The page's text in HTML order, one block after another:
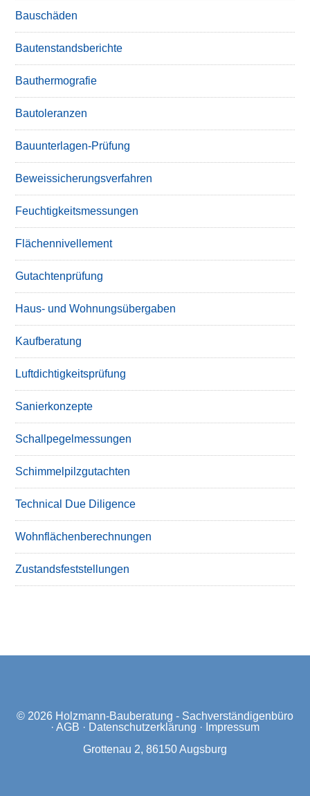
Bauschäden
Bautenstandsberichte
Bauthermografie
Bautoleranzen
Bauunterlagen-Prüfung
Beweissicherungsverfahren
Feuchtigkeitsmessungen
Flächennivellement
Gutachtenprüfung
Haus- und Wohnungsübergaben
Kaufberatung
Luftdichtigkeitsprüfung
Sanierkonzepte
Schallpegelmessungen
Schimmelpilzgutachten
Technical Due Diligence
Wohnflächenberechnungen
Zustandsfeststellungen
© 2026 Holzmann-Bauberatung - Sachverständigenbüro
· AGB · Datenschutzerklärung · Impressum
Grottenau 2, 86150 Augsburg